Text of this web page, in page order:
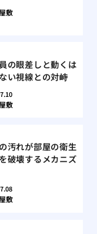
敷
の眼差しと動くは
い視線との対峙
敷
汚れが部屋の衛生
破壊するメカニズ
敷